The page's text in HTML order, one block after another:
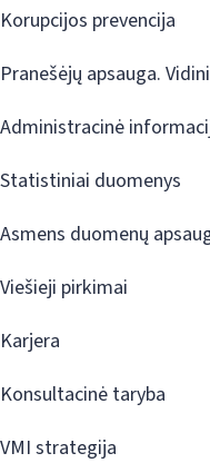
Korupcijos prevencija
Pranešėjų apsauga.
Administracinė
Statistiniai duomenys
Asmens duomenų
Viešieji pirkimai
Karjera
Konsultacinė taryba
VMI strategija